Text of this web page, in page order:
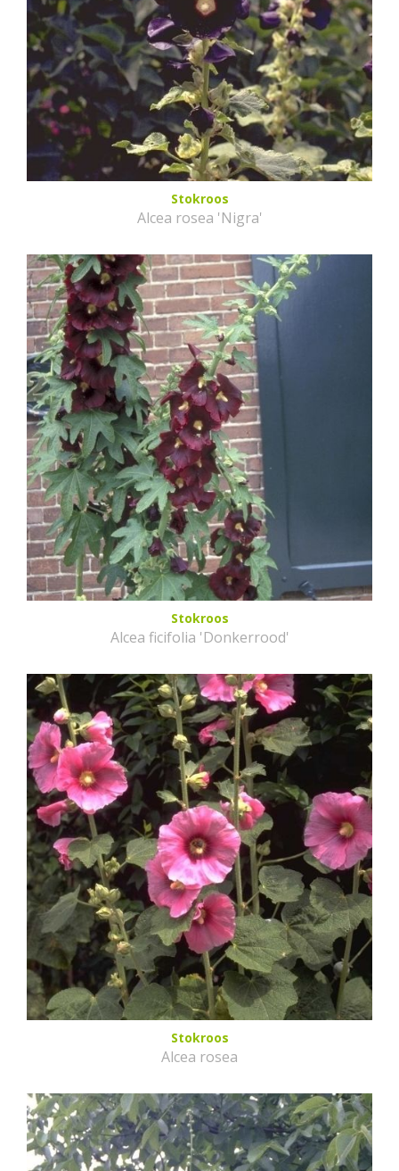
Stokroos
Alcea rosea 'Nigra'
Stokroos
Alcea ficifolia 'Donkerrood'
Stokroos
Alcea rosea